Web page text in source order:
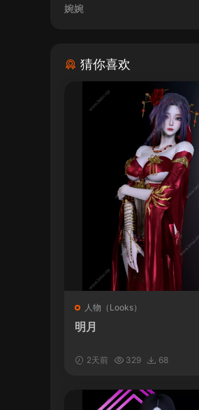
婉婉
猜你喜欢
人物（Looks）
明月
2天前 329 68